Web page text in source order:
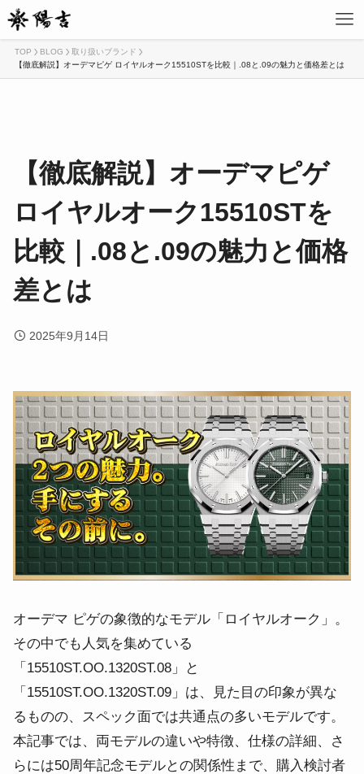
TOP BLOG
取り扱いブランド
【徹底解説】オーデマピゲ ロイヤルオーク15510STを比較｜.08と.09の魅力と価格差とは
【徹底解説】オーデマピゲ
ロイヤルオーク15510STを
比較｜.08と.09の魅力と価格
差とは
2025年9月14日
オーデマ ピゲの象徴的なモデル「ロイヤルオーク」。
その中でも人気を集めている
「15510ST.OO.1320ST.08」と
「15510ST.OO.1320ST.09」は、見た目の印象が異な
るものの、スペック面では共通点の多いモデルです。
本記事では、両モデルの違いや特徴、仕様の詳細、さ
らには50周年記念モデルとの関係性まで、購入検討者